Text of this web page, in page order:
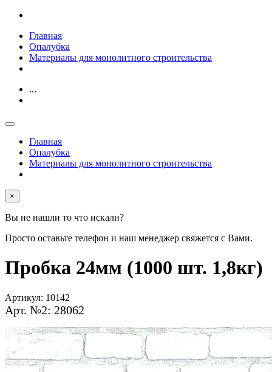
Главная
Опалубка
Материалы для монолитного строительства
...
Главная
Опалубка
Материалы для монолитного строительства
×
Вы не нашли то что искали?
Просто оставьте телефон и наш менеджер свяжется с Вами.
Пробка 24мм (1000 шт. 1,8кг)
Артикул: 10142
Арт. №2: 28062